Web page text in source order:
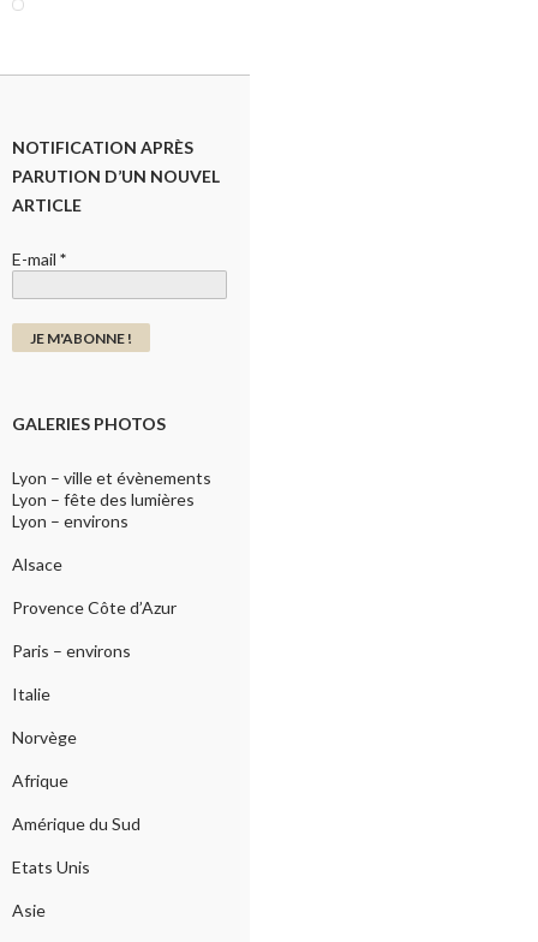
NOTIFICATION APRÈS
PARUTION D’UN NOUVEL
ARTICLE
E-mail *
GALERIES PHOTOS
Lyon – ville et évènements
Lyon – fête des lumières
Lyon – environs
Alsace
Provence Côte d’Azur
Paris – environs
Italie
Norvège
Afrique
Amérique du Sud
Etats Unis
Asie